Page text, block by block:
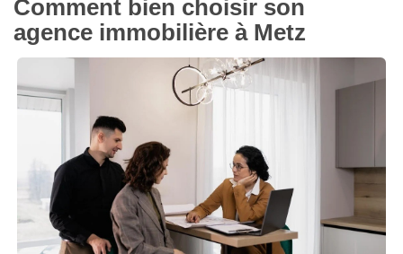
FAIRE GÉRER
NOTRE AGENCE
Qui Sommes-Nous
Nous Rejoindre
Nos Actualités
Comment bien choisir son
agence immobilière à Metz